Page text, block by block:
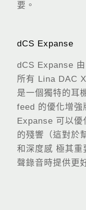
要。
dCS Expanse
dCS Expanse
所有 Lina DAC
是一個獨特的耳
feed 的優化增強
Expanse 可以優
的殘響（這對於
和深度感 極其重
聲錄音時提供更